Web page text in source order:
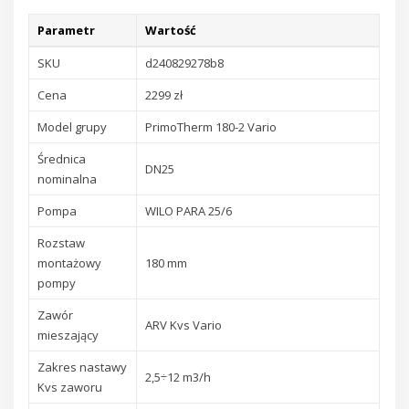
Parametr
Wartość
SKU
d240829278b8
Cena
2299 zł
Model grupy
PrimoTherm 180-2 Vario
Średnica
nominalna
DN25
Pompa
WILO PARA 25/6
Rozstaw
montażowy
pompy
180 mm
Zawór
mieszający
ARV Kvs Vario
Zakres nastawy
Kvs zaworu
2,5÷12 m3/h